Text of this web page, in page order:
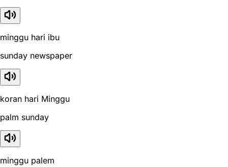
minggu hari ibu
sunday newspaper
koran hari Minggu
palm sunday
minggu palem